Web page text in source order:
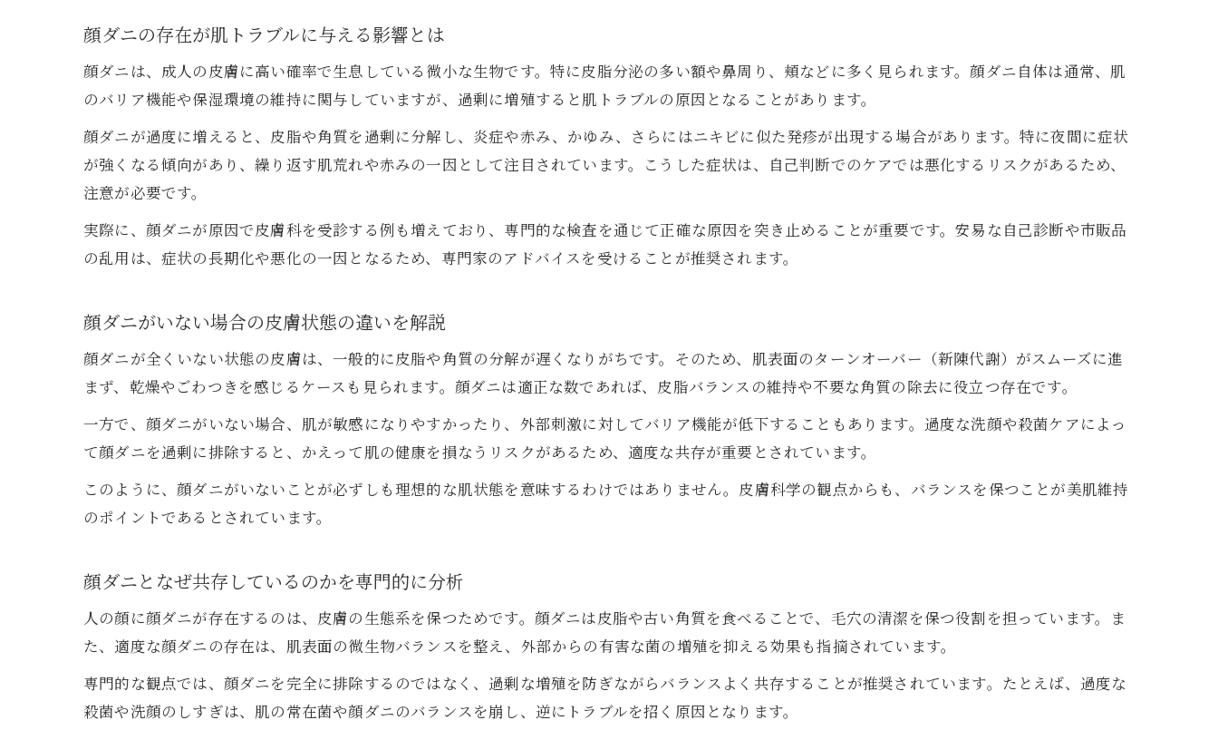
顔ダニいない人の肌質との違いに注目しよう
自己診断からプロの検査へ踏み出す理由
顔ダニの診断は自己判断より専門検査が安心
顔ダニいないとどうなるか検査でチェック
見分け方に迷う時の顔ダニ対策ポイント
顔ダニ(ニキビ 見分け方)で正しい判断へ導く
顔ダニ対策の基本と症状の見極め方を伝授
顔ダニいない場合の違いを知り自宅ケアに活用
顔ダニの殺し方・治し方を実践する際の注意点
顔ダニの症状が疑われる時の初期対応の流れ
顔ダニの症状改善へ検査後のケアを徹底解説
顔ダニいない人のケア習慣を見習うポイント
顔ダニ殺し方の落とし穴と正しい対処法
健康肌へ導くための顔ダニ専門知識集
顔ダニの存在が肌トラブルに与える影響とは
顔ダニは、成人の皮膚に高い確率で生息している微小な生物です。特に皮脂分泌の多い額や鼻周り、頬などに多く見られます。顔ダニ自体は通常、肌
のバリア機能や保湿環境の維持に関与していますが、過剰に増殖すると肌トラブルの原因となることがあります。
顔ダニが過度に増えると、皮脂や角質を過剰に分解し、炎症や赤み、かゆみ、さらにはニキビに似た発疹が出現する場合があります。特に夜間に症状
が強くなる傾向があり、繰り返す肌荒れや赤みの一因として注目されています。こうした症状は、自己判断でのケアでは悪化するリスクがあるため、
注意が必要です。
実際に、顔ダニが原因で皮膚科を受診する例も増えており、専門的な検査を通じて正確な原因を突き止めることが重要です。安易な自己診断や市販品
の乱用は、症状の長期化や悪化の一因となるため、専門家のアドバイスを受けることが推奨されます。
顔ダニがいない場合の皮膚状態の違いを解説
顔ダニが全くいない状態の皮膚は、一般的に皮脂や角質の分解が遅くなりがちです。そのため、肌表面のターンオーバー（新陳代謝）がスムーズに進
まず、乾燥やごわつきを感じるケースも見られます。顔ダニは適正な数であれば、皮脂バランスの維持や不要な角質の除去に役立つ存在です。
一方で、顔ダニがいない場合、肌が敏感になりやすかったり、外部刺激に対してバリア機能が低下することもあります。過度な洗顔や殺菌ケアによっ
て顔ダニを過剰に排除すると、かえって肌の健康を損なうリスクがあるため、適度な共存が重要とされています。
このように、顔ダニがいないことが必ずしも理想的な肌状態を意味するわけではありません。皮膚科学の観点からも、バランスを保つことが美肌維持
のポイントであるとされています。
顔ダニとなぜ共存しているのかを専門的に分析
人の顔に顔ダニが存在するのは、皮膚の生態系を保つためです。顔ダニは皮脂や古い角質を食べることで、毛穴の清潔を保つ役割を担っています。ま
た、適度な顔ダニの存在は、肌表面の微生物バランスを整え、外部からの有害な菌の増殖を抑える効果も指摘されています。
専門的な観点では、顔ダニを完全に排除するのではなく、過剰な増殖を防ぎながらバランスよく共存することが推奨されています。たとえば、過度な
殺菌や洗顔のしすぎは、肌の常在菌や顔ダニのバランスを崩し、逆にトラブルを招く原因となります。